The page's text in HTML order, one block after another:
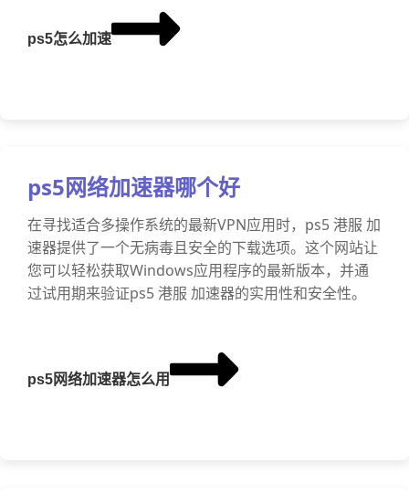
ps5怎么加速
ps5网络加速器哪个好
在寻找适合多操作系统的最新VPN应用时，ps5 港服 加
速器提供了一个无病毒且安全的下载选项。这个网站让
您可以轻松获取Windows应用程序的最新版本，并通
过试用期来验证ps5 港服 加速器的实用性和安全性。
ps5网络加速器怎么用